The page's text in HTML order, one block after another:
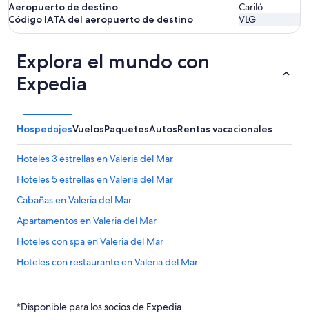
Aeropuerto de destino
Cariló
Código IATA del aeropuerto de destino
VLG
Explora el mundo con
Expedia
HospedajesVuelosPaquetesAutosRentas vacacionales
Hoteles 3 estrellas en Valeria del Mar
Hoteles 5 estrellas en Valeria del Mar
Cabañas en Valeria del Mar
Apartamentos en Valeria del Mar
Hoteles con spa en Valeria del Mar
Hoteles con restaurante en Valeria del Mar
Hoteles en Valeria del Mar
*Disponible para los socios de Expedia.